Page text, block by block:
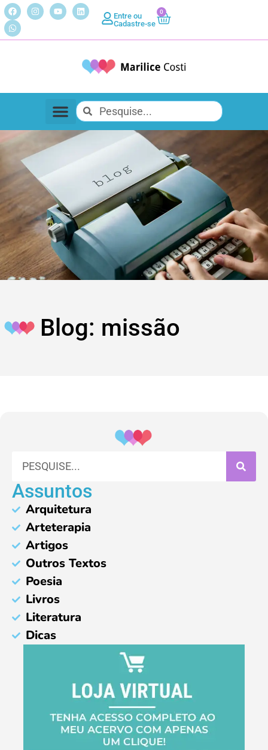
Entre ou
Cadastre-se
0
Blog: missão
Assuntos
Arquitetura
Arteterapia
Artigos
Outros Textos
Poesia
Livros
Literatura
Dicas